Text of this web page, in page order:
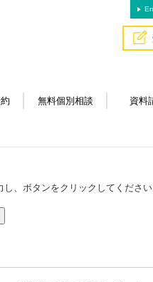
無料個別相談 資料
、ボタンをクリックしてくださ